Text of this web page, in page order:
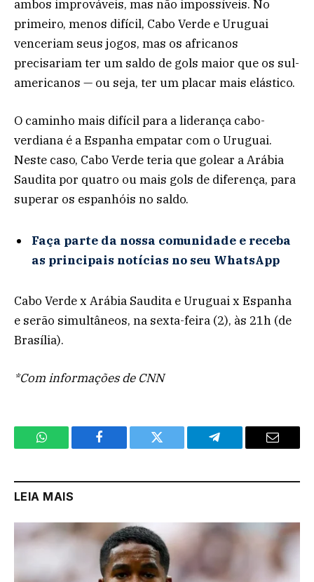
ambos improváveis, mas não impossíveis. No
primeiro, menos difícil, Cabo Verde e Uruguai
venceriam seus jogos, mas os africanos
precisariam ter um saldo de gols maior que os sul-
americanos — ou seja, ter um placar mais elástico.
O caminho mais difícil para a liderança cabo-
verdiana é a Espanha empatar com o Uruguai.
Neste caso, Cabo Verde teria que golear a Arábia
Saudita por quatro ou mais gols de diferença, para
superar os espanhóis no saldo.
Faça parte da nossa comunidade e receba
as principais notícias no seu WhatsApp
Cabo Verde x Arábia Saudita e Uruguai x Espanha
e serão simultâneos, na sexta-feira (2), às 21h (de
Brasília).
*Com informações de CNN
WhatsApp Facebook Twitter Telegram Email
LEIA MAIS